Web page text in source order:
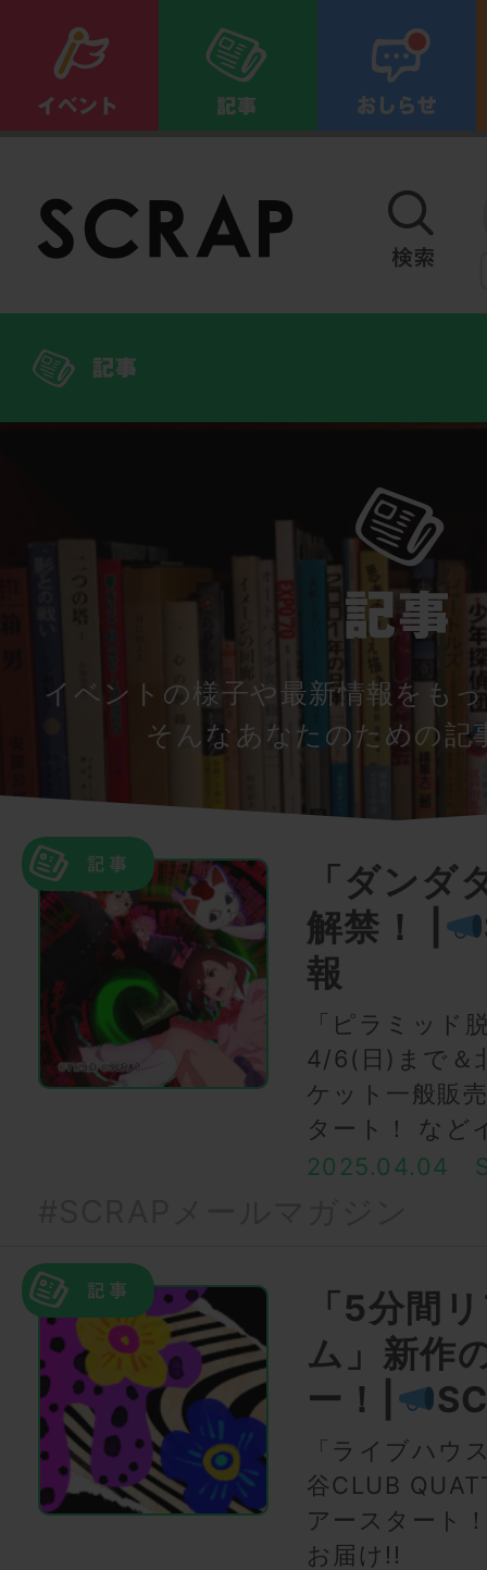
イベントの様子や最新情報をも
そんなあなたのための記
「ダンダ
解禁！ |
報
「ピラミッド
4/6(日)まで＆
ケット一般販
タート！ など
2025.04.04
「5分間
ム」新作
ー！|
「ライブハウ
谷CLUB
アースタート
お届け!!